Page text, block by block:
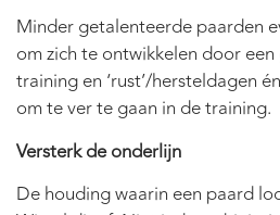
Minder getalenteerde paarden
om zich te ontwikkelen door
training en ‘rust’/hersteldagen
om te ver te gaan in de training.
Versterk de onderlijn
De houding waarin een paard